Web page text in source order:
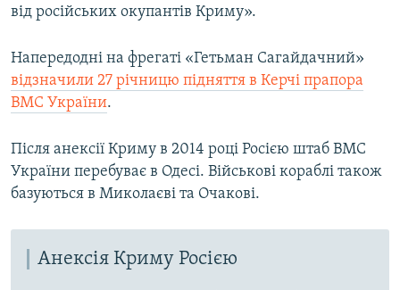
від російських окупантів Криму».
Напередодні на фрегаті «Гетьман Сагайдачний»
відзначили 27 річницю підняття в Керчі прапора
ВМС України.
Після анексії Криму в 2014 році Росією штаб ВМС
України перебуває в Одесі. Військові кораблі також
базуються в Миколаєві та Очакові.
Анексія Криму Росією